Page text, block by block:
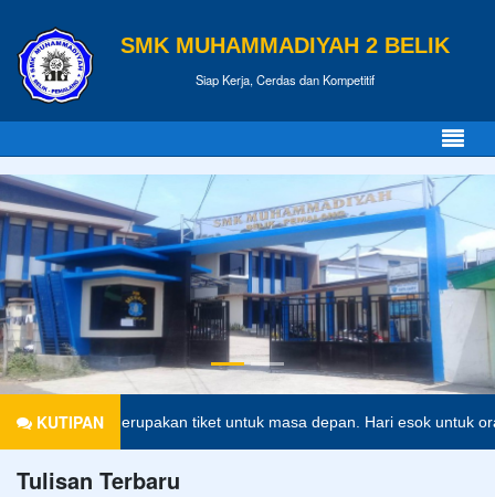
SMK MUHAMMADIYAH 2 BELIK
Siap Kerja, Cerdas dan Kompetitif
KUTIPAN
merupakan tiket untuk masa depan. Hari esok untuk orang-
Tulisan Terbaru